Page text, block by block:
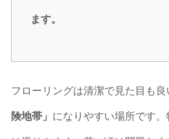
ます。
フローリングは清潔で見た目も
険地帯」 になりやすい場所です。